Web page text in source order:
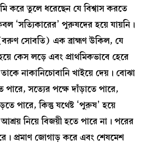
করে তুলে ধরেছেন যে বিশ্বাস করতে
‘সত্যিকারের’ পুরুষদের হয়ে যায়নি।
সোবতি) এক ব্রাহ্মণ উকিল, যে
কেস লড়ে এবং প্রাথমিকভাবে হেরে
নাকানিচোবানি খাইয়ে দেয়। বোঝা
সত্যের পক্ষে দাঁড়াতে পারে,
পারে, কিন্তু যথেষ্ট ‘পুরুষ’ হয়ে
আশ্রয় নিয়ে বিজয়ী হতে পারে না। পরের
প্রমাণ জোগাড় করে এবং শেষমেশ